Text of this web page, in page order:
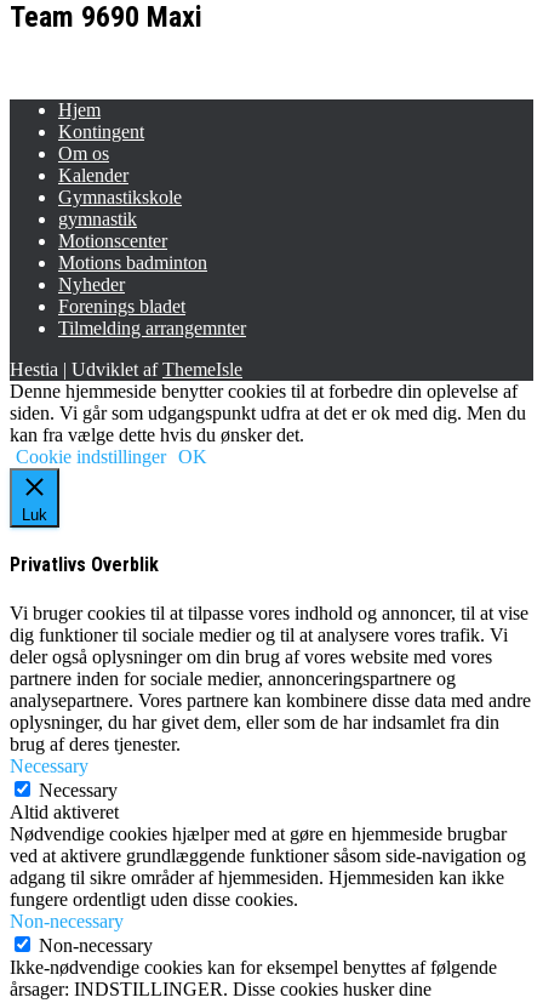
Team 9690 Maxi
Hjem
Kontingent
Om os
Kalender
Gymnastikskole
gymnastik
Motionscenter
Motions badminton
Nyheder
Forenings bladet
Tilmelding arrangemnter
Hestia | Udviklet afThemeIsle
Denne hjemmeside benytter cookies til at forbedre din oplevelse af
siden. Vi går som udgangspunkt udfra at det er ok med dig. Men du
kan fra vælge dette hvis du ønsker det.
Cookie indstillinger OK
Luk
Privatlivs Overblik
Vi bruger cookies til at tilpasse vores indhold og annoncer, til at vise
dig funktioner til sociale medier og til at analysere vores trafik. Vi
deler også oplysninger om din brug af vores website med vores
partnere inden for sociale medier, annonceringspartnere og
analysepartnere. Vores partnere kan kombinere disse data med andre
oplysninger, du har givet dem, eller som de har indsamlet fra din
brug af deres tjenester.
Necessary
Necessary
Altid aktiveret
Nødvendige cookies hjælper med at gøre en hjemmeside brugbar
ved at aktivere grundlæggende funktioner såsom side-navigation og
adgang til sikre områder af hjemmesiden. Hjemmesiden kan ikke
fungere ordentligt uden disse cookies.
Non-necessary
Non-necessary
Ikke-nødvendige cookies kan for eksempel benyttes af følgende
årsager: INDSTILLINGER. Disse cookies husker dine